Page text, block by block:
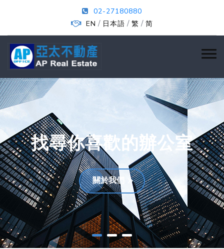
02-27180880
EN / 日本語 / 繁 / 简
找尋你喜歡的辦公室
關於我們